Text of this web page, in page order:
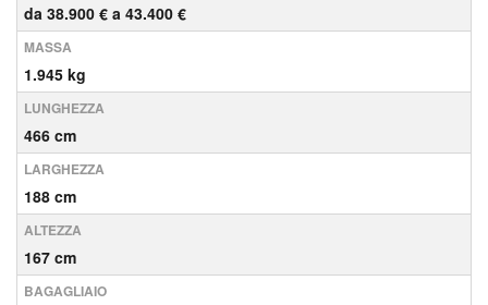
da 38.900 € a 43.400 €
MASSA
1.945 kg
LUNGHEZZA
466 cm
LARGHEZZA
188 cm
ALTEZZA
167 cm
BAGAGLIAIO